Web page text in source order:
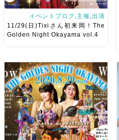
2026/11/29(日)Tixiさん初来
岡！The Golden Night
Okayama vol.4 本日8/1よりお
申し込みスタートです
【
Show 】 Guest DancerTixi
[…]
イベントブログ,主催,出演
11/29(日)Tixiさん初来岡！The
Golden Night Okayama vol.4